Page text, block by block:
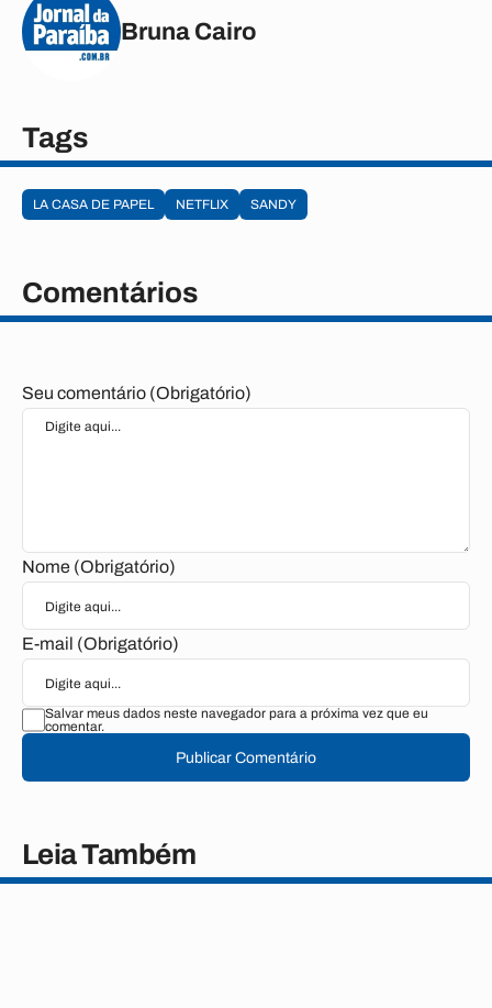
Bruna Cairo
Tags
LA CASA DE PAPEL NETFLIX SANDY
Comentários
Seu comentário (Obrigatório)
Nome (Obrigatório)
E-mail (Obrigatório)
Salvar meus dados neste navegador para a próxima vez que eu
comentar.
Publicar Comentário
Leia Também